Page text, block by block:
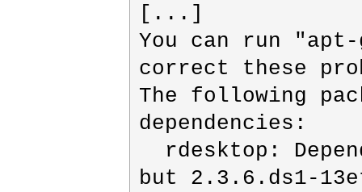
[...]
You can run
correct these
The following
dependencies:
but 2.3.6.ds1-